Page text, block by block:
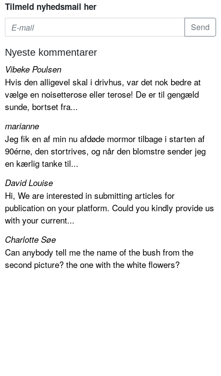
Tilmeld nyhedsmail her
Nyeste kommentarer
Vibeke Poulsen
Hvis den alligevel skal i drivhus, var det nok bedre at
vælge en noisetterose eller terose! De er til gengæld
sunde, bortset fra...
marianne
Jeg fik en af min nu afdøde mormor tilbage i starten af
90érne, den stortrives, og når den blomstre sender jeg
en kærlig tanke til...
David Louise
Hi, We are interested in submitting articles for
publication on your platform. Could you kindly provide us
with your current...
Charlotte Søe
Can anybody tell me the name of the bush from the
second picture? the one with the white flowers?